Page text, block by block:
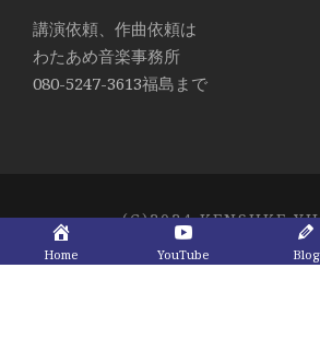
講演依頼、作曲依頼は
わたあめ音楽事務所
080-5247-3613福島まで
(C)2024 KENSUKE
Home YouTube Blog